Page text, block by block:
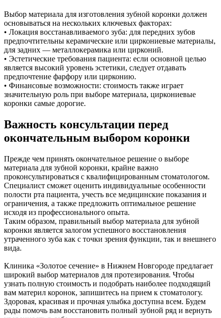
Выбор материала для изготовления зубной коронки должен
основываться на нескольких ключевых факторах:
• Локация восстанавливаемого зуба: для передних зубов
предпочтительны керамические или циркониевые материалы,
для задних — металлокерамика или цирконий.
• Эстетические требования пациента: если основной целью
является высокий уровень эстетики, следует отдавать
предпочтение фарфору или цирконию.
• Финансовые возможности: стоимость также играет
значительную роль при выборе материала, циркониевые
коронки самые дорогие.
Важность консультации перед
окончательным выбором коронки
Прежде чем принять окончательное решение о выборе
материала для зубной коронки, крайне важно
проконсультироваться с квалифицированным стоматологом.
Специалист сможет оценить индивидуальные особенности
полости рта пациента, учесть все медицинские показания и
ограничения, а также предложить оптимальное решение
исходя из профессионального опыта.
Таким образом, правильный выбор материала для зубной
коронки является залогом успешного восстановления
утраченного зуба как с точки зрения функции, так и внешнего
вида.
Клиника «Золотое сечение» в Нижнем Новгороде предлагает
широкий выбор материалов для протезирования. Чтобы
узнать полную стоимость и подобрать наиболее подходящий
вам материл коронок, запишитесь на прием к стоматологу.
Здоровая, красивая и прочная улыбка доступна всем. Будем
рады помочь вам восстановить полный зубной ряд и вернуть